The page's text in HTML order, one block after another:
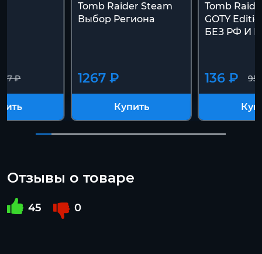
₽
Tomb Raider Steam
Выбор Региона
1267 ₽
Купить
Tomb
GOTY
БЕЗ РФ И
136 ₽
Отзывы о товаре
45 0